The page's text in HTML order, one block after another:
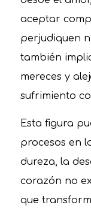
aceptar
perjudiquen
también
mereces y
sufrimiento
Esta figura
procesos en
dureza, la
corazón no
que